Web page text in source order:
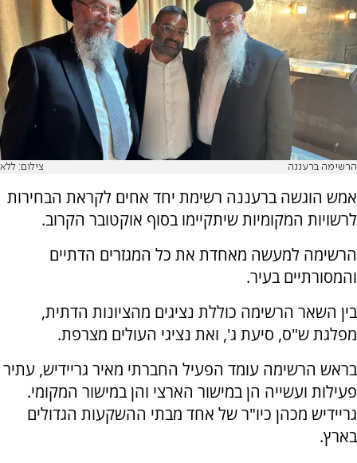
הרשימה ברעננה צילום: ללא
אמש הוגשה ברעננה רשימת יחד אחים לקראת הבחירות
לרשויות המקומיות שיתקיימו בסוף אוקטובר הקרוב.
הרשימה למעשה מאחדת את כל המגזרים הדתיים
והמסורתיים בעיר.
בין השאר הרשימה כוללת נציגים מהציונות הדתית,
מפלגת ש"ס, סיעת ג', ואת נציגי העולים מצרפת.
בראש הרשימה עומד הפעיל החברתי מאיר גריידיש, עתיר
פעילות ועשייה הן במישור הארצי והן במישור המקומי.
גריידיש מכהן כיו"ר של אחד מבתי ההשקעות הגדולים
בארץ.